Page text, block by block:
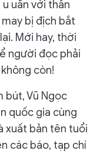
uẩn với thân
bị địch bắt
Mới hay, thời
người đọc phải
còn!
bút, Vũ Ngọc
quốc gia cùng
xuất bản tên tuổi
các báo, tạp chí